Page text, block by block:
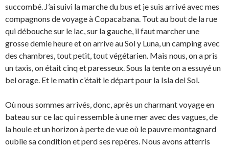
succombé. J’ai suivi la marche du bus et je suis arrivé avec mes
compagnons de voyage à Copacabana. Tout au bout de la rue
qui débouche sur le lac, sur la gauche, il faut marcher une
grosse demie heure et on arrive au Sol y Luna, un camping avec
des chambres, tout petit, tout végétarien. Mais nous, on a pris
un taxis, on était cinq et paresseux. Sous la tente on a essuyé un
bel orage. Et le matin c’était le départ pour la Isla del Sol.
Où nous sommes arrivés, donc, après un charmant voyage en
bateau sur ce lac qui ressemble à une mer avec des vagues, de
la houle et un horizon à perte de vue où le pauvre montagnard
oublie sa condition et perd ses repères. Nous avons atterris